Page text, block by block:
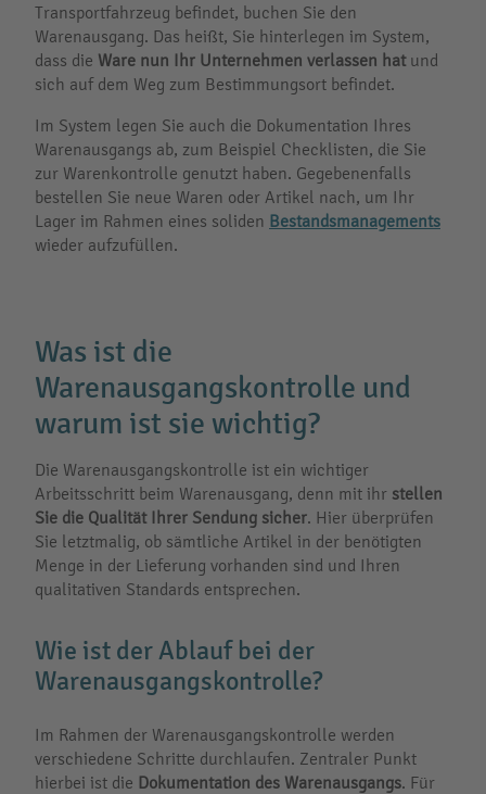
Transportfahrzeug befindet, buchen Sie den
Warenausgang. Das heißt, Sie hinterlegen im System,
dass die Ware nun Ihr Unternehmen verlassen hatund
sich auf dem Weg zum Bestimmungsort befindet.
Im System legen Sie auch die Dokumentation Ihres
Warenausgangs ab, zum Beispiel Checklisten, die Sie
zur Warenkontrolle genutzt haben. Gegebenenfalls
bestellen Sie neue Waren oder Artikel nach, um Ihr
Lager im Rahmen eines soliden Bestandsmanagements
wieder aufzufüllen.
Was ist die
Warenausgangskontrolle und
warum ist sie wichtig?
Die Warenausgangskontrolle ist ein wichtiger
Arbeitsschritt beim Warenausgang, denn mit ihr stellen
Sie die Qualität Ihrer Sendung sicher. Hier überprüfen
Sie letztmalig, ob sämtliche Artikel in der benötigten
Menge in der Lieferung vorhanden sind und Ihren
qualitativen Standards entsprechen.
Wie ist der Ablauf bei der
Warenausgangskontrolle?
Im Rahmen der Warenausgangskontrolle werden
verschiedene Schritte durchlaufen. Zentraler Punkt
hierbei ist die Dokumentation des Warenausgangs. Für